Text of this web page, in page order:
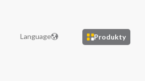
Language Produkty